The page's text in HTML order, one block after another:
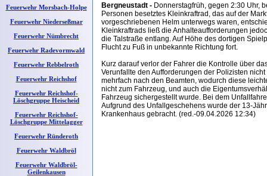
Feuerwehr Morsbach-Holpe
Feuerwehr Niederseßmar
Feuerwehr Nümbrecht
Feuerwehr Radevormwald
Feuerwehr Rebbelroth
Feuerwehr Reichshof
Feuerwehr Reichshof-
Löschgruppe Heischeid
Feuerwehr Reichshof-
Löschgruppe Mittelagger
Feuerwehr Ründeroth
Feuerwehr Waldbröl
Feuerwehr Waldbröl-
Geilenkausen
Bergneustadt - Donnerstagfrüh, gegen 2:30 Uhr,
Personen besetztes Kleinkraftrad, das auf der
vorgeschriebenen Helm unterwegs waren,
Kleinkraftrads ließ die Anhalteaufforderungen
die Talstraße entlang. Auf Höhe des dortigen
Flucht zu Fuß in unbekannte Richtung fort.
Kurz darauf verlor der Fahrer die Kontrolle über
Verunfallte den Aufforderungen der Polizisten
mehrfach nach den Beamten, wodurch diese
nicht zum Fahrzeug, und auch die
Fahrzeug sichergestellt wurde. Bei dem
Aufgrund des Unfallgeschehens wurde der 13-
Krankenhaus gebracht. (red.-09.04.2026 12:34)